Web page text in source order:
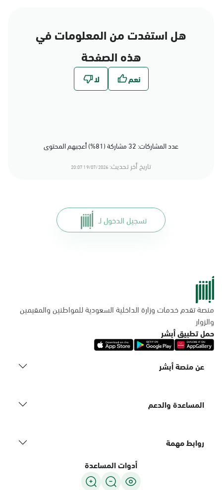
هل استفدت من المعلومات في
هذه الصفحة
عدد المشاركات: 32 مشاركة (81%) أعجبهم المحتوى
تاريخ أخر تحديث: 19/07/2026 20:07
تسجيل الدخول لـ
منصة تقدم خدمات وزارة الداخلية السعودية للمواطنين والمقيمين
والزوار
حمل تطبيق أبشر
عن منصة أبشر
المساعدة والدعم
روابط مهمة
أدوات المساعدة